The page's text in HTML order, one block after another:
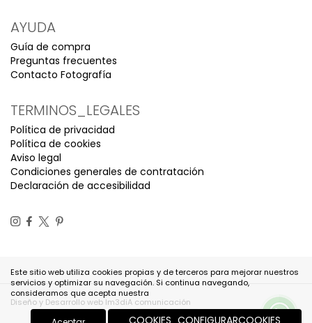
AYUDA
Guía de compra
Preguntas frecuentes
Contacto Fotografía
TERMINOS_LEGALES
Política de privacidad
Política de cookies
Aviso legal
Condiciones generales de contratación
Declaración de accesibilidad
Diseño y Desarrollo web Im3diA comunicación
Este sitio web utiliza cookies propias y de terceros para mejorar nuestros
servicios y optimizar su navegación. Si continua navegando,
consideramos que acepta nuestra
COOKIES_CONFIGURARCOOKIES